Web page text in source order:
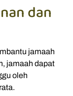
dan
jamaah
jamaah dapat
oleh